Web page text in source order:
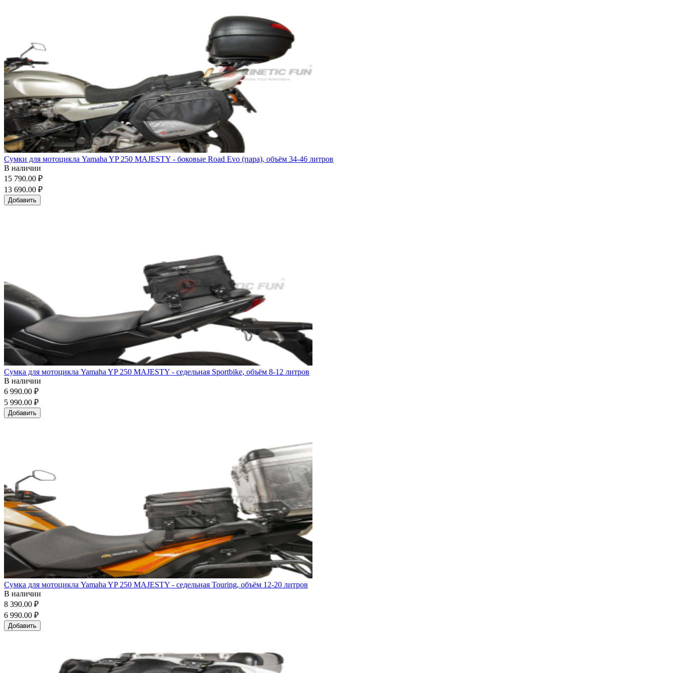
Сумки для мотоцикла Yamaha YP 250 MAJESTY - боковые Road Evo (пара), объём 34-46 литров
В наличии
15 790.00 ₽
13 690.00 ₽
Добавить
Сумка для мотоцикла Yamaha YP 250 MAJESTY - седельная Sportbike, объём 8-12 литров
В наличии
6 990.00 ₽
5 990.00 ₽
Добавить
Сумка для мотоцикла Yamaha YP 250 MAJESTY - седельная Touring, объём 12-20 литров
В наличии
8 390.00 ₽
6 990.00 ₽
Добавить